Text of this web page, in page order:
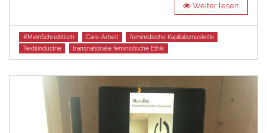
Weiter lesen
Tags
#MeinSchreibtisch Care-Arbeit
feministische Kapitalismuskritik
Textilindustrie
transnationale feministische Ethik